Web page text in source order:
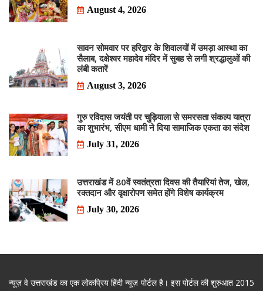
August 4, 2026
सावन सोमवार पर हरिद्वार के शिवालयों में उमड़ा आस्था का
सैलाब, दक्षेश्वर महादेव मंदिर में सुबह से लगी श्रद्धालुओं की
लंबी कतारें
August 3, 2026
गुरु रविदास जयंती पर चुड़ियाला से समरसता संकल्प यात्रा
का शुभारंभ, सीएम धामी ने दिया सामाजिक एकता का संदेश
July 31, 2026
उत्तराखंड में 80वें स्वतंत्रता दिवस की तैयारियां तेज, खेल,
रक्तदान और वृक्षारोपण समेत होंगे विशेष कार्यक्रम
July 30, 2026
न्यूज़ वे उत्तराखंड का एक लोकप्रिय हिंदी न्यूज़ पोर्टल है। इस पोर्टल की शुरुआत 2015